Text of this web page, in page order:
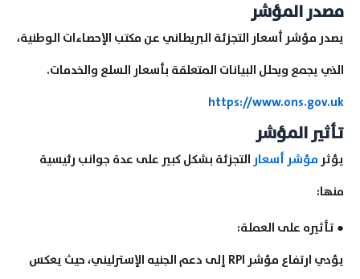
مصدر المؤشر
يصدر مؤشر أسعار التجزئة البريطاني عن مكتب الإحصاءات الوطنية،
الذي يجمع ويحلل البيانات المتعلقة بأسعار السلع والخدمات.
https://www.ons.gov.uk
تأثير المؤشر
يؤثر مؤشر أسعار التجزئة بشكل كبير على عدة جوانب رئيسية
منها:
● تأثيره على العملة:
يؤدي ارتفاع مؤشر RPI إلى دعم الجنيه الإسترليني، حيث يعكس